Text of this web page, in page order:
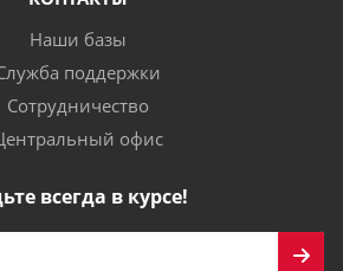
Наши базы
поддержки
Сотрудничество
офис
всегда в курсе!